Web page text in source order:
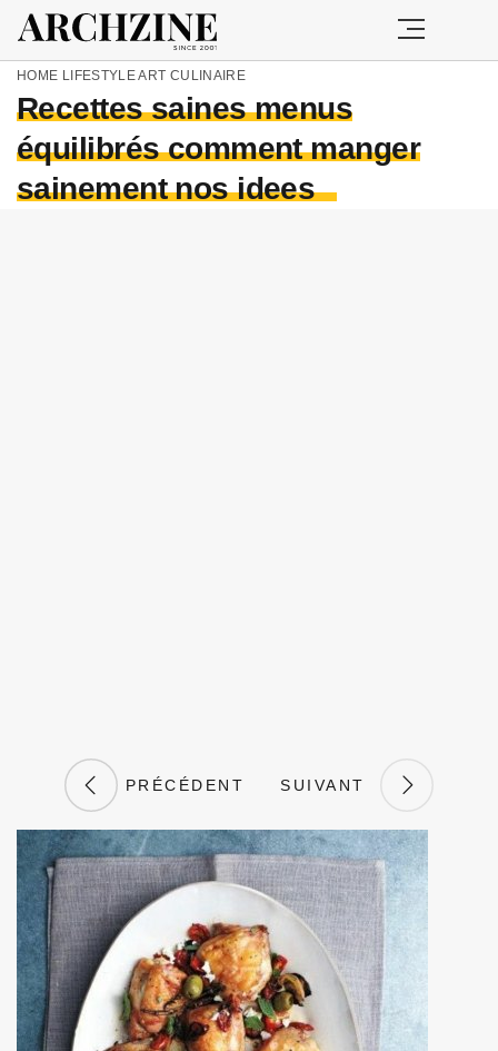
HOME LIFESTYLEART CULINAIRE
Recettes saines menus
équilibrés comment manger
sainement nos idees
PRÉCÉDENT SUIVANT